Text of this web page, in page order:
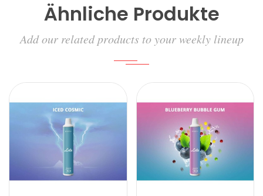
Ähnliche Produkte
Add our related products to your weekly lineup